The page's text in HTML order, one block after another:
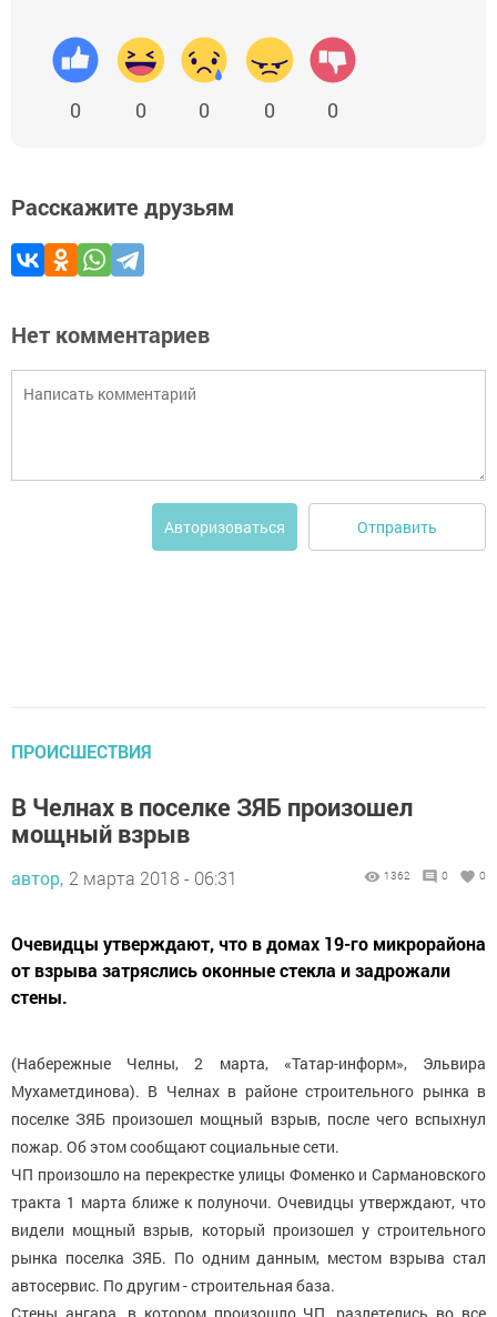
0 0 0 0 0
Расскажите друзьям
Нет комментариев
Авторизоваться Отправить
ПРОИСШЕСТВИЯ
В Челнах в поселке ЗЯБ произошел
мощный взрыв
автор, 2 марта 2018 - 06:31 1362 0 0
Очевидцы утверждают, что в домах 19-го микрорайона
от взрыва затряслись оконные стекла и задрожали
стены.
(Набережные Челны, 2 марта, «Татар-информ», Эльвира
Мухаметдинова). В Челнах в районе строительного рынка в
поселке ЗЯБ произошел мощный взрыв, после чего вспыхнул
пожар. Об этом сообщают социальные сети.
ЧП произошло на перекрестке улицы Фоменко и Сармановского
тракта 1 марта ближе к полуночи. Очевидцы утверждают, что
видели мощный взрыв, который произошел у строительного
рынка поселка ЗЯБ. По одним данным, местом взрыва стал
автосервис. По другим - строительная база.